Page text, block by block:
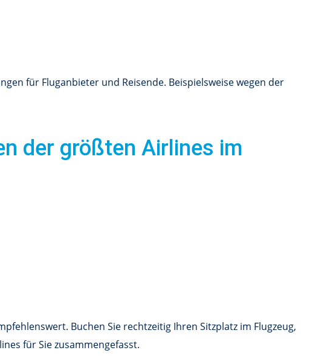
für Fluganbieter und Reisende. Beispielsweise wegen der
der größten Airlines im
Buchen Sie rechtzeitig Ihren Sitzplatz im Flugzeug,
für Sie zusammengefasst.